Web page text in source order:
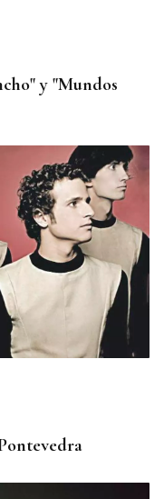
y "Mundos